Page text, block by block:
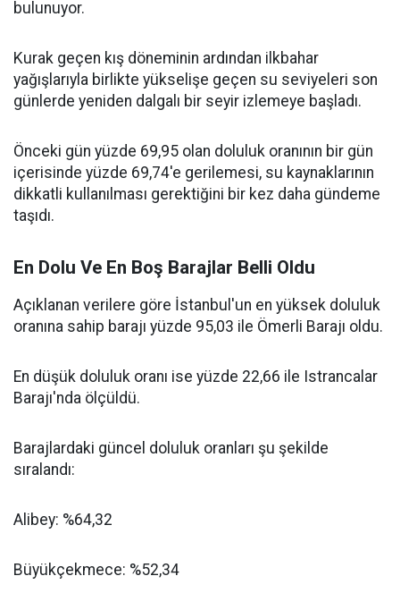
bulunuyor.
Kurak geçen kış döneminin ardından ilkbahar
yağışlarıyla birlikte yükselişe geçen su seviyeleri son
günlerde yeniden dalgalı bir seyir izlemeye başladı.
Önceki gün yüzde 69,95 olan doluluk oranının bir gün
içerisinde yüzde 69,74'e gerilemesi, su kaynaklarının
dikkatli kullanılması gerektiğini bir kez daha gündeme
taşıdı.
En Dolu Ve En Boş Barajlar Belli Oldu
Açıklanan verilere göre İstanbul'un en yüksek doluluk
oranına sahip barajı yüzde 95,03 ile Ömerli Barajı oldu.
En düşük doluluk oranı ise yüzde 22,66 ile Istrancalar
Barajı'nda ölçüldü.
Barajlardaki güncel doluluk oranları şu şekilde
sıralandı:
Alibey: %64,32
Büyükçekmece: %52,34